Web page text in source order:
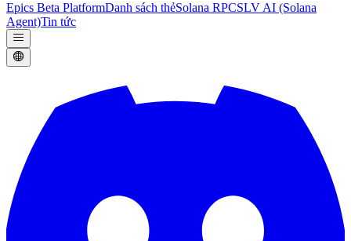
Epics Beta PlatformDanh sách thẻSolana RPCSLV AI (Solana
Agent)Tin tức